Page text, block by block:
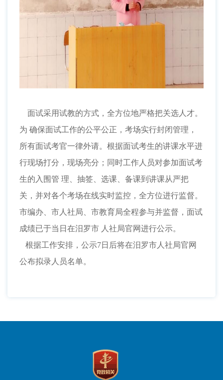
面试采用试教的方式，全方位地严格把关选人才。
为 确保面试工作的公平公正，考场实行封闭管理，
所有面试考官一律外请。根据面试考生的讲课水平进
行现场打分，现场亮分；同时工作人员对参加面试考
生的入围管 理、抽签、选课、备课到讲课从严把
关，并对各个考场在线实时监控，全方位进行监督。
市编办、市人社局、市教育局全程参与并监督，面试
成绩已于当日在汨罗市 人社局官网进行公示。
根据工作安排，公示7日后将在汨罗市人社局官网
公布拟录人员名单。